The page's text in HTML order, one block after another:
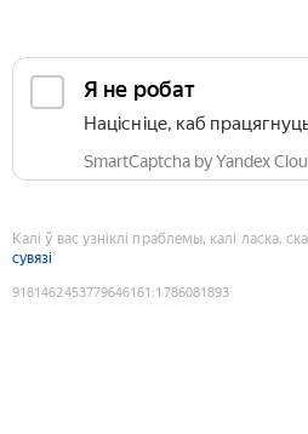
Я не робат
Націсніце, каб
SmartCaptcha by Yandex
Калі ў вас узніклі праблемы, калі ласка,
сувязі
9181462453779646161 :1786081893